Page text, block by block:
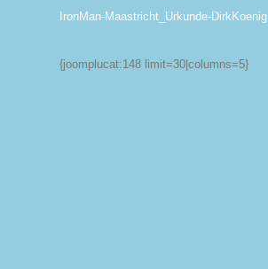
IronMan-Maastricht_Urkunde-DirkKoenig
{joomplucat:148 limit=30|columns=5}